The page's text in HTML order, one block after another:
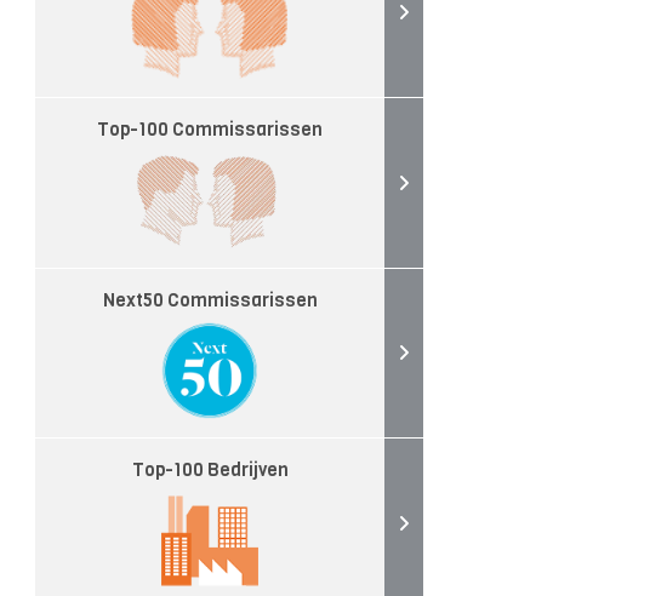
Top-100 Commissarissen
Next50 Commissarissen
Top-100 Bedrijven